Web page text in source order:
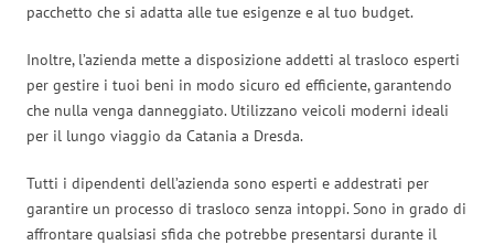
pacchetto che si adatta alle tue esigenze e al tuo budget.
Inoltre, l’azienda mette a disposizione addetti al trasloco esperti
per gestire i tuoi beni in modo sicuro ed efficiente, garantendo
che nulla venga danneggiato. Utilizzano veicoli moderni ideali
per il lungo viaggio da Catania a Dresda.
Tutti i dipendenti dell’azienda sono esperti e addestrati per
garantire un processo di trasloco senza intoppi. Sono in grado di
affrontare qualsiasi sfida che potrebbe presentarsi durante il